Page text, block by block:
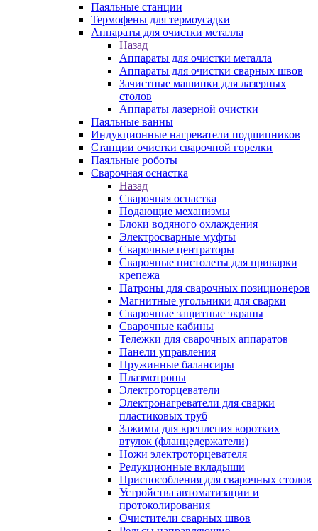
Паяльные станции
Термофены для термоусадки
Аппараты для очистки металла
Назад
Аппараты для очистки металла
Аппараты для очистки сварных швов
Зачистные машинки для лазерных
столов
Аппараты лазерной очистки
Паяльные ванны
Индукционные нагреватели подшипников
Станции очистки сварочной горелки
Паяльные роботы
Сварочная оснастка
Назад
Сварочная оснастка
Подающие механизмы
Блоки водяного охлаждения
Электросварные муфты
Сварочные центраторы
Сварочные пистолеты для приварки
крепежа
Патроны для сварочных позиционеров
Магнитные угольники для сварки
Сварочные защитные экраны
Сварочные кабины
Тележки для сварочных аппаратов
Панели управления
Пружинные балансиры
Плазмотроны
Электроторцеватели
Электронагреватели для сварки
пластиковых труб
Зажимы для крепления коротких
втулок (фланцедержатели)
Ножи электроторцевателя
Редукционные вкладыши
Приспособления для сварочных столов
Устройства автоматизации и
протоколирования
Очистители сварных швов